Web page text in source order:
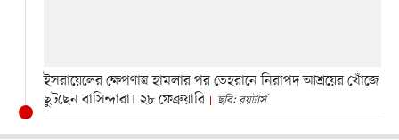
ইসরায়েলের ক্ষেপণাস্ত্র হামলার পর তেহরানে নিরাপদ আশ্রয়ের খোঁজে
ছুটছেন বাসিন্দারা। ২৮ ফেব্রুয়ারি
ছবি: রয়টার্স